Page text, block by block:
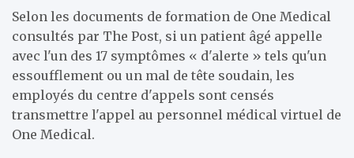
Selon les documents de formation de One Medical
consultés par The Post, si un patient âgé appelle
avec l'un des 17 symptômes « d'alerte » tels qu'un
essoufflement ou un mal de tête soudain, les
employés du centre d'appels sont censés
transmettre l'appel au personnel médical virtuel de
One Medical.